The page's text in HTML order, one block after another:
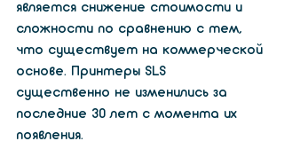
является снижение стоимости и
сложности по сравнению с тем,
что существует на коммерческой
основе. Принтеры SLS
существенно не изменились за
последние 30 лет с момента их
появления.